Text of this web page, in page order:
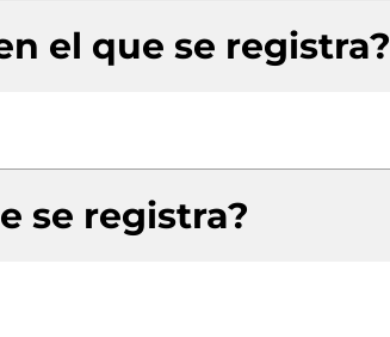
el que se registra?
se registra?